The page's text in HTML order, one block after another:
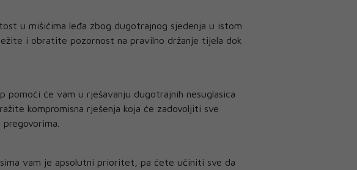
u mišićima leđa zbog dugotrajnog sjedenja u istom
i obratite pozornost na pravilno držanje tijela dok
pomoći će vam u rješavanju dugotrajnih nesuglasica
kompromisna rješenja koja će zadovoljiti sve
vam je apsolutni prioritet, pa ćete učiniti sve da